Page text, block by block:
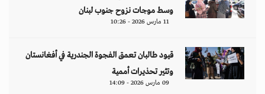
وسط موجات نزوح جنوب لبنان
11 مارس 2026 - 10:26
قيود طالبان تعمق الفجوة الجندرية في أفغانستان
وتثير تحذيرات أممية
09 مارس 2026 - 14:09